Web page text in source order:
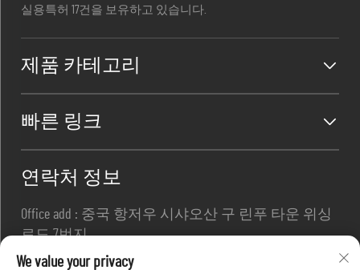
실용특허 17건을 보유하고 있습니다.
제품 카테고리
빠른 링크
연락처 정보
Office add : 중국 항저우 시샤오산 구 린푸 타운 위싱
로드 7번지
이메일 :[email protected]
We value your privacy